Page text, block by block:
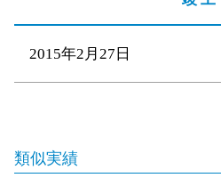
2015年2月27日
類似実績